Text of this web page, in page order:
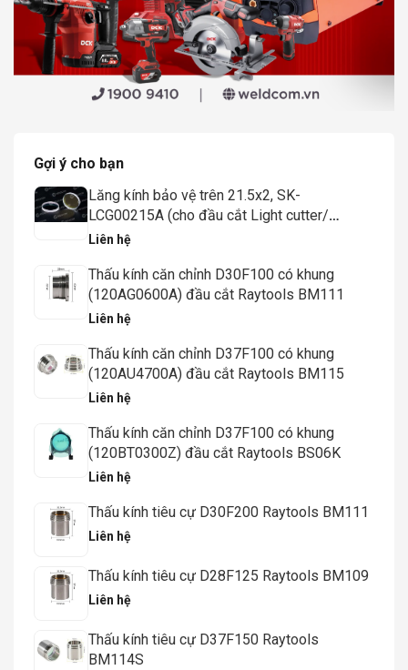
Gợi ý cho bạn
Lăng kính bảo vệ trên 21.5x2, SK-
LCG00215A (cho đầu cắt Light cutter/
Procutter, 15-20KW) - Weldcom
Liên hệ
Thấu kính căn chỉnh D30F100 có khung
(120AG0600A) đầu cắt Raytools BM111
Liên hệ
Thấu kính căn chỉnh D37F100 có khung
(120AU4700A) đầu cắt Raytools BM115
Liên hệ
Thấu kính căn chỉnh D37F100 có khung
(120BT0300Z) đầu cắt Raytools BS06K
Liên hệ
Thấu kính tiêu cự D30F200 Raytools BM111
Liên hệ
Thấu kính tiêu cự D28F125 Raytools BM109
Liên hệ
Thấu kính tiêu cự D37F150 Raytools
BM114S